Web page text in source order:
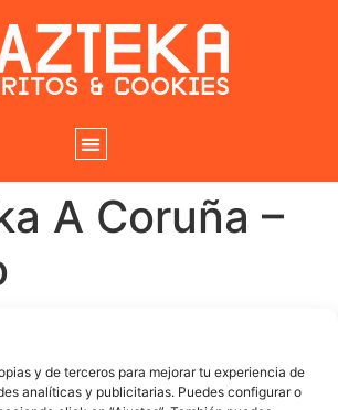
y de terceros para mejorar tu experiencia de
analíticas y publicitarias. Puedes configurar o
A Coruña –